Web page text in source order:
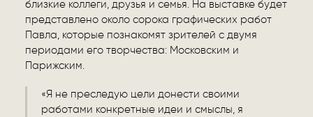
близкие коллеги, друзья и семья. На выставке будет
представлено около сорока графических работ
Павла, которые познакомят зрителей с двумя
периодами его творчества: Московским и
Парижским.
«Я не преследую цели донести своими
работами конкретные идеи и смыслы, я